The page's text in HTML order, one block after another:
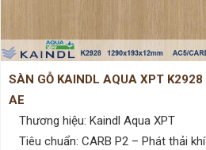
SÀN GỖ KAINDL AQUA XPT K2928
AE
Thương hiệu: Kaindl Aqua XPT
Tiêu chuẩn: CARB P2 – Phát thải khí